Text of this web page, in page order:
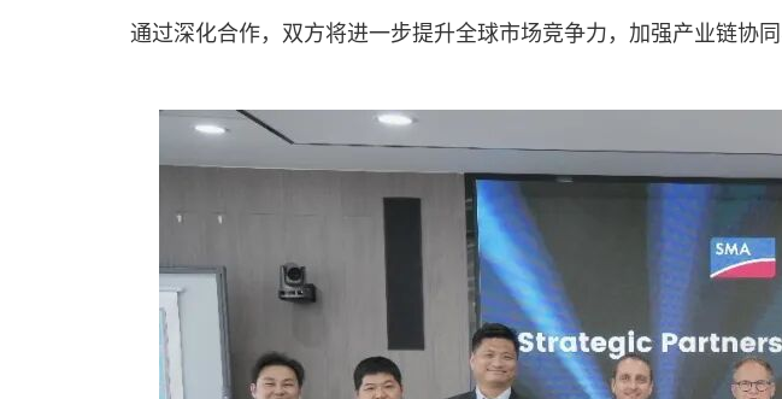
通过深化合作，双方将进一步提升全球市场竞争力，加强产业链协